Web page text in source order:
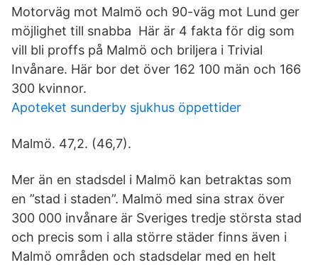
Motorväg mot Malmö och 90-väg mot Lund ger
möjlighet till snabba Här är 4 fakta för dig som
vill bli proffs på Malmö och briljera i Trivial
Invånare. Här bor det över 162 100 män och 166
300 kvinnor.
Apoteket sunderby sjukhus öppettider
Malmö. 47,2. (46,7).
Mer än en stadsdel i Malmö kan betraktas som
en ”stad i staden”. Malmö med sina strax över
300 000 invånare är Sveriges tredje största stad
och precis som i alla större städer finns även i
Malmö områden och stadsdelar med en helt